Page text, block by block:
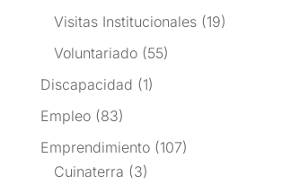
Visitas Institucionales(19)
Voluntariado(55)
Discapacidad (1)
Empleo(83)
Emprendimiento(107)
Cuinaterra (3)